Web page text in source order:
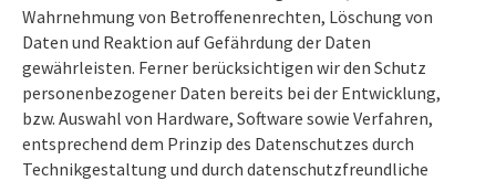
Wahrnehmung von Betroffenenrechten, Löschung von
Daten und Reaktion auf Gefährdung der Daten
gewährleisten. Ferner berücksichtigen wir den Schutz
personenbezogener Daten bereits bei der Entwicklung,
bzw. Auswahl von Hardware, Software sowie Verfahren,
entsprechend dem Prinzip des Datenschutzes durch
Technikgestaltung und durch datenschutzfreundliche